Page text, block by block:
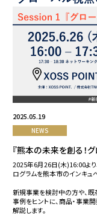
2025.05.19
NEWS
『熊本の未来を創る！
2025年6月26日(木)16:00より
ログラムを熊本市のインキュ
新規事業を検討中の方や、既
事例をヒントに、商品・事業
解説します。